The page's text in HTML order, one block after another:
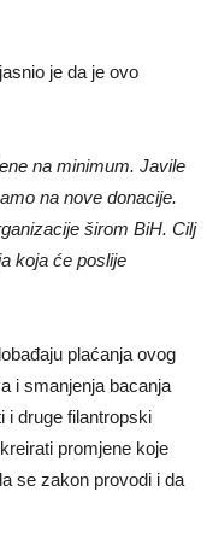
je da je ovo
na minimum. Javile
na nove donacije.
širom BiH. Cilj
koja će poslije
plaćanja ovog
i smanjenja bacanja
i druge filantropski
promjene koje
se zakon provodi i da